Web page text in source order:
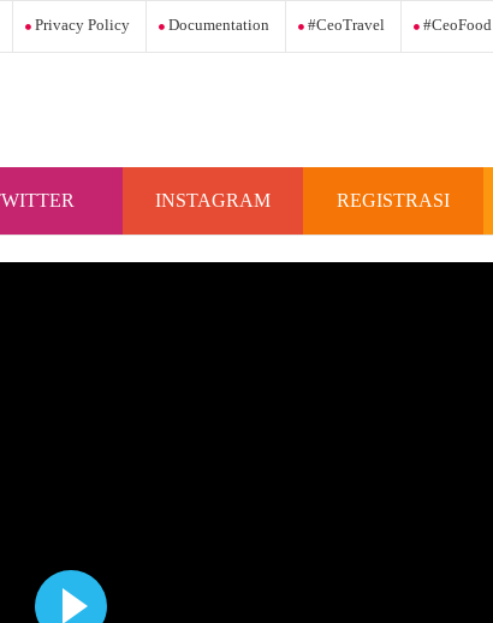
Privacy Policy Documentation #ceoTravel #ceoFood
INSTAGRAM REGISTRASI